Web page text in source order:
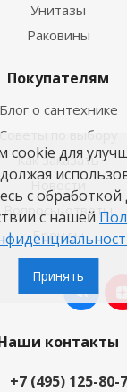
Унитазы
Раковины
Покупателям
Блог о сантехнике
Советы по выбору
Как заказать
Новости
Вопросы-ответы
Бренды
контакты
+7 (495) 125-80-
cookie для
с
с нашей
Принять